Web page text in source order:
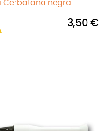
Cerbatana negra
3,50 €